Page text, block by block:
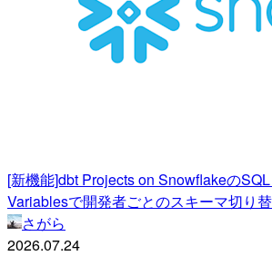
[新機能]dbt Projects on Snowflakeの
Variablesで開発者ごとのスキーマ切り
さがら
2026.07.24